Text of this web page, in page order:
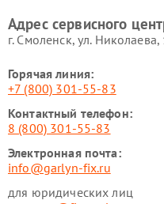
GARLYN
Адрес сервисного
г. Смоленск, ул.
Горячая линия:
+7 (800) 301-55-83
Контактный телефон:
8 (800) 301-55-83
Электронная почта:
info@garlyn-fix.ru
для юридических лиц